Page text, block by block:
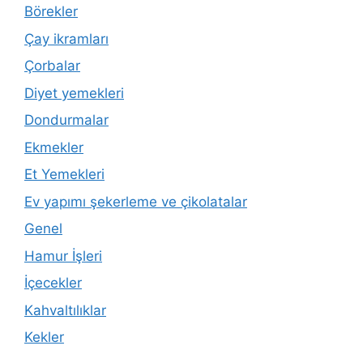
Börekler
Çay ikramları
Çorbalar
Diyet yemekleri
Dondurmalar
Ekmekler
Et Yemekleri
Ev yapımı şekerleme ve çikolatalar
Genel
Hamur İşleri
İçecekler
Kahvaltılıklar
Kekler